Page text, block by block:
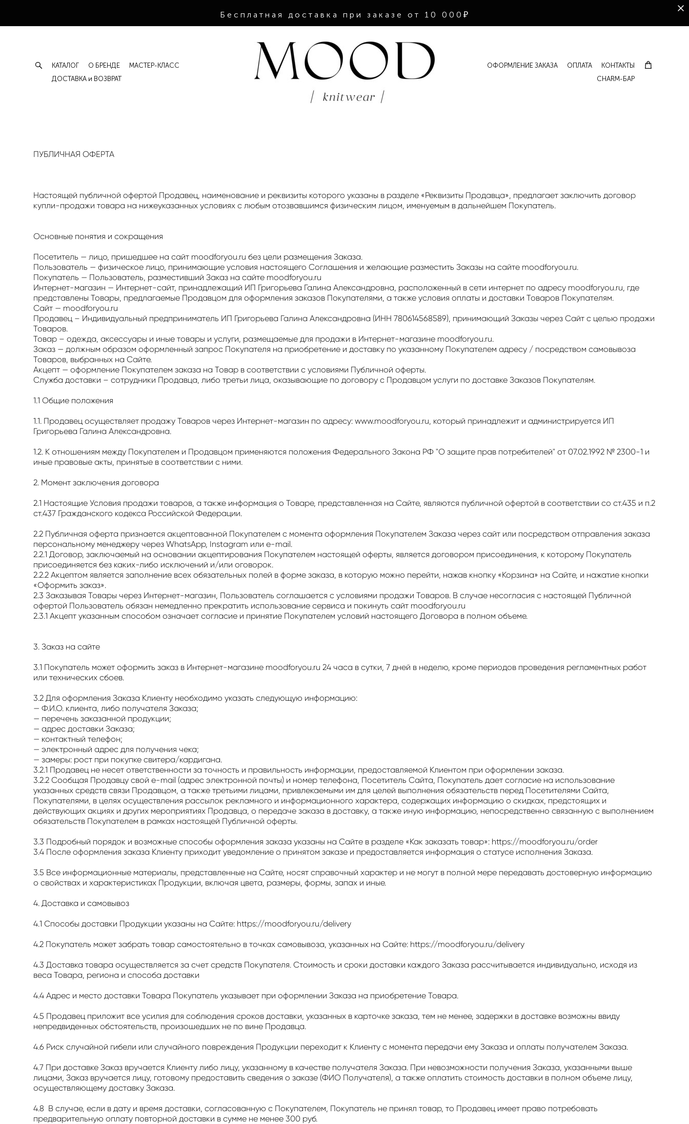
Бесплатная доставка при заказе от 10 000₽
КАТАЛОГ О БРЕНДЕ
МАСТЕР-КЛАСС
ДОСТАВКА и ВОЗВРАТ
ОФОРМЛЕНИЕ ЗАКАЗА ОПЛАТА
КОНТАКТЫ
CHARM-БАР
ПУБЛИЧНАЯ ОФЕРТА
Настоящей публичной офертой Продавец, наименование и реквизиты которого указаны в разделе «Реквизиты Продавца», предлагает заключить договор
купли-продажи товара на нижеуказанных условиях с любым отозвавшимся физическим лицом, именуемым в дальнейшем Покупатель.
Основные понятия и сокращения
Посетитель — лицо, пришедшее на сайт moodforyou.ru без цели размещения Заказа.
Пользователь — физическое лицо, принимающие условия настоящего Соглашения и желающие разместить Заказы на сайте moodforyou.ru.
Покупатель — Пользователь, разместивший Заказ на сайте moodforyou.ru
Интернет-магазин — Интернет-сайт, принадлежащий ИП Григорьева Галина Александровна, расположенный в сети интернет по адресу moodforyou.ru, где
представлены Товары, предлагаемые Продавцом для оформления заказов Покупателями, а также условия оплаты и доставки Товаров Покупателям.
Сайт — moodforyou.ru
Продавец – Индивидуальный предприниматель ИП Григорьева Галина Александровна (ИНН 780614568589), принимающий Заказы через Сайт с целью продажи
Товаров.
Товар – одежда, аксессуары и иные товары и услуги, размещаемые для продажи в Интернет-магазине moodforyou.ru.
Заказ — должным образом оформленный запрос Покупателя на приобретение и доставку по указанному Покупателем адресу / посредством самовывоза
Товаров, выбранных на Сайте.
Акцепт — оформление Покупателем заказа на Товар в соответствии с условиями Публичной оферты.
Служба доставки – сотрудники Продавца, либо третьи лица, оказывающие по договору с Продавцом услуги по доставке Заказов Покупателям.
1.1 Общие положения
1.1. Продавец осуществляет продажу Товаров через Интернет-магазин по адресу: www.moodforyou.ru, который принадлежит и администрируется ИП
Григорьева Галина Александровна.
1.2. К отношениям между Покупателем и Продавцом применяются положения Федерального Закона РФ "О защите прав потребителей" от 07.02.1992 № 2300-1 и
иные правовые акты, принятые в соответствии с ними.
2. Момент заключения договора
2.1 Настоящие Условия продажи товаров, а также информация о Товаре, представленная на Сайте, являются публичной офертой в соответствии со ст.435 и п.2
ст.437 Гражданского кодекса Российской Федерации.
2.2 Публичная оферта признается акцептованной Покупателем с момента оформления Покупателем Заказа через сайт или посредством отправления заказа
персональному менеджеру через WhatsApp, Instagram или e-mail.
2.2.1 Договор, заключаемый на основании акцептирования Покупателем настоящей оферты, является договором присоединения, к которому Покупатель
присоединяется без каких-либо исключений и/или оговорок.
2.2.2 Акцептом является заполнение всех обязательных полей в форме заказа, в которую можно перейти, нажав кнопку «Корзина» на Сайте, и нажатие кнопки
«Оформить заказ».
2.3 Заказывая Товары через Интернет-магазин, Пользователь соглашается с условиями продажи Товаров. В случае несогласия с настоящей Публичной
офертой Пользователь обязан немедленно прекратить использование сервиса и покинуть сайт moodforyou.ru
2.3.1 Акцепт указанным способом означает согласие и принятие Покупателем условий настоящего Договора в полном объеме.
3. Заказ на сайте
3.1 Покупатель может оформить заказ в Интернет-магазине moodforyou.ru 24 часа в сутки, 7 дней в неделю, кроме периодов проведения регламентных работ
или технических сбоев.
3.2 Для оформления Заказа Клиенту необходимо указать следующую информацию:
— Ф.И.О. клиента, либо получателя Заказа;
— перечень заказанной продукции;
— адрес доставки Заказа;
— контактный телефон;
— электронный адрес для получения чека;
— замеры: рост при покупке свитера/кардигана.
3.2.1 Продавец не несет ответственности за точность и правильность информации, предоставляемой Клиентом при оформлении заказа.
3.2.2 Сообщая Продавцу свой e-mail (адрес электронной почты) и номер телефона, Посетитель Сайта, Покупатель дает согласие на использование
указанных средств связи Продавцом, а также третьими лицами, привлекаемыми им для целей выполнения обязательств перед Посетителями Сайта,
Покупателями, в целях осуществления рассылок рекламного и информационного характера, содержащих информацию о скидках, предстоящих и
действующих акциях и других мероприятиях Продавца, о передаче заказа в доставку, а также иную информацию, непосредственно связанную с выполнением
обязательств Покупателем в рамках настоящей Публичной оферты.
3.3 Подробный порядок и возможные способы оформления заказа указаны на Сайте в разделе «Как заказать товар»: https://moodforyou.ru/order
3.4 После оформления заказа Клиенту приходит уведомление о принятом заказе и предоставляется информация о статусе исполнения Заказа.
3.5 Все информационные материалы, представленные на Сайте, носят справочный характер и не могут в полной мере передавать достоверную информацию
о свойствах и характеристиках Продукции, включая цвета, размеры, формы, запах и иные.
4. Доставка и самовывоз
4.1 Способы доставки Продукции указаны на Сайте: https://moodforyou.ru/delivery
4.2 Покупатель может забрать товар самостоятельно в точках самовывоза, указанных на Сайте: https://moodforyou.ru/delivery
4.3 Доставка товара осуществляется за счет средств Покупателя. Стоимость и сроки доставки каждого Заказа рассчитывается индивидуально, исходя из
веса Товара, региона и способа доставки
4.4 Адрес и место доставки Товара Покупатель указывает при оформлении Заказа на приобретение Товара.
4.5 Продавец приложит все усилия для соблюдения сроков доставки, указанных в карточке заказа, тем не менее, задержки в доставке возможны ввиду
непредвиденных обстоятельств, произошедших не по вине Продавца.
4.6 Риск случайной гибели или случайного повреждения Продукции переходит к Клиенту с момента передачи ему Заказа и оплаты получателем Заказа.
4.7 При доставке Заказ вручается Клиенту либо лицу, указанному в качестве получателя Заказа. При невозможности получения Заказа, указанными выше
лицами, Заказ вручается лицу, готовому предоставить сведения о заказе (ФИО Получателя), а также оплатить стоимость доставки в полном объеме лицу,
осуществляющему доставку Заказа.
4.8 В случае, если в дату и время доставки, согласованную с Покупателем, Покупатель не принял товар, то Продавец имеет право потребовать
предварительную оплату повторной доставки в сумме не менее 300 руб.